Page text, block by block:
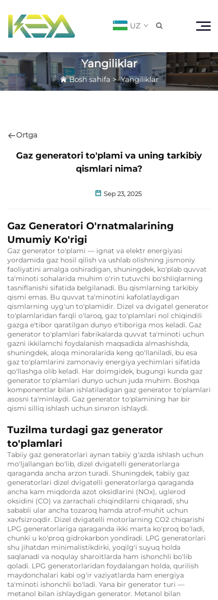
UZ 
Yangiliklar
Bosh sahifa >Yangiliklar
Ortga
Gaz generatori to'plami va uning tarkibiy
qismlari nima?
Sep 23, 2025
Gaz Generatori O'rnatmalarining
Umumiy Ko'rigi
Gaz generator to'plami — ignat va elektr energiyasi
yordamida gaz hosil qilish va ushlab olishning jismoniy
faoliyatini amalga oshiradigan, shuningdek, ko'plab quvvat
ta'minoti sohalarida muhim o'rin tutuvchi bo'shliqlarning
tasniflanishi sifatida belgilanadi. Bu qismlarning tarkibiy
qismi emas. Bu quvvat ta'minotini kafolatlaydigan
qismlarning uyg'un to'plamidir. Dizel va dvigatel generator
to'plamlaridan farqli o'laroq, gaz to'plamlari nol chiqindili
gazga e'tibor qaratilgan dunyo e'tiboriga mos keladi. Gaz
generator to'plamlari fabrikalarda quvvat ta'minoti uchun
gazni ikkilamchi foydalanish maqsadida almashishda,
shuningdek, aloqa minoralarida keng qo'llaniladi, bu esa
gaz to'plamlarini zamonaviy energiya yechimlari sifatida
qo'llashga olib keladi. Har doimgidek, bugungi kunda gaz
generator to'plamlari dunyo uchun juda muhim. Boshqa
komponentlar bilan ishlatiladigan gaz generator to'plamlari
asosni ta'minlaydi. Gaz generator to'plamining har bir
qismi silliq ishlash uchun sinxron ishlaydi.
Tuzilma turdagi gaz generator
to'plamlari
Tabiiy gaz generatorlari aynan tabiiy g'azda ishlash uchun
mo'ljallangan bo'lib, dizel dvigatelli generatorlarga
qaraganda ancha arzon turadi. Shuningdek, tabiiy gaz
generatorlari dizel dvigatelli generatorlarga qaraganda
ancha kam miqdorda azot oksidlarini (NOx), uglerod
oksidini (CO) va zarrachali chiqindilarni chiqaradi, shu
sababli ular ancha tozaroq hamda atrof-muhit uchun
xavfsizroqdir. Dizel dvigatelli motorlarning CO2 chiqarishi
LPG generatorlariga qaraganda ikki marta ko'proq bo'ladi,
chunki u ko'proq gidrokarbon yondiradi. LPG generatorlari
shu jihatdan minimalistikdirki, yoqilg'i suyuq holda
saqlanadi va noqulay sharoitlarda ham ishonchli bo'lib
qoladi. LPG generatorlaridan foydalangan holda, qurilish
maydonchalari kabi og'ir vaziyatlarda ham energiya
ta'minoti ishonchli bo'ladi. Yana bir generator turi —
metanol bilan ishlaydigan generator. Metanol bilan